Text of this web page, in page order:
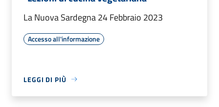
La Nuova Sardegna 24 Febbraio 2023
Accesso all'informazione
LEGGI DI PIÙ